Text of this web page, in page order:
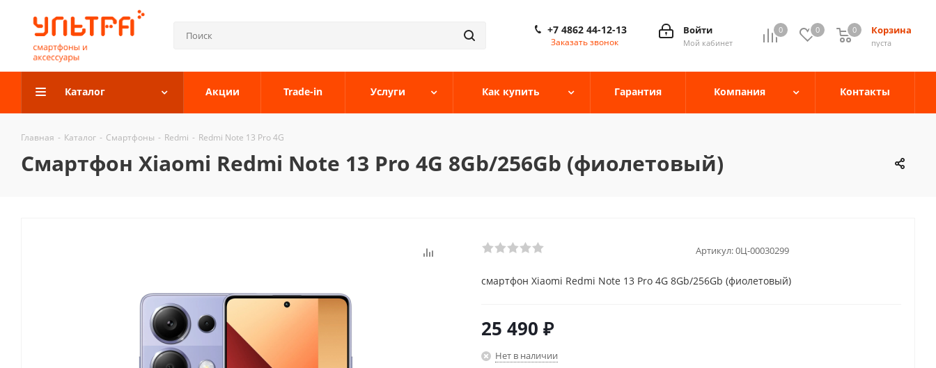
0 0 Корзина
0
пуста
0
Войти
Мой кабинет
+7 4862 44-12-13
Заказать звонок
Каталог Акции Trade-in Услуги Как купить Гарантия Компания Контакты
Главная - Каталог - Смартфоны - Redmi - Redmi Note 13 Pro 4G
Смартфон Xiaomi Redmi Note 13 Pro 4G 8Gb/256Gb (фиолетовый)
Артикул:0Ц-00030299
смартфон Xiaomi Redmi Note 13 Pro 4G 8Gb/256Gb (фиолетовый)
25 490 ₽
Нет в наличии